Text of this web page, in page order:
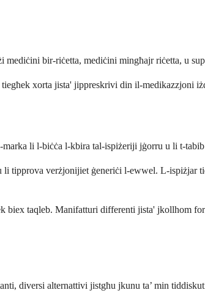
bir-riċetta, mediċini mingħajr riċetta, u
xorta jista' jippreskrivi din il-medikazzjoni
li l-biċċa l-kbira tal-ispiżeriji jġorru u li t-
tipprova verżjonijiet ġeneriċi l-ewwel. L-ispiżjar
biex taqleb. Manifatturi differenti jista' jkollhom
diversi alternattivi jistgħu jkunu ta’ min